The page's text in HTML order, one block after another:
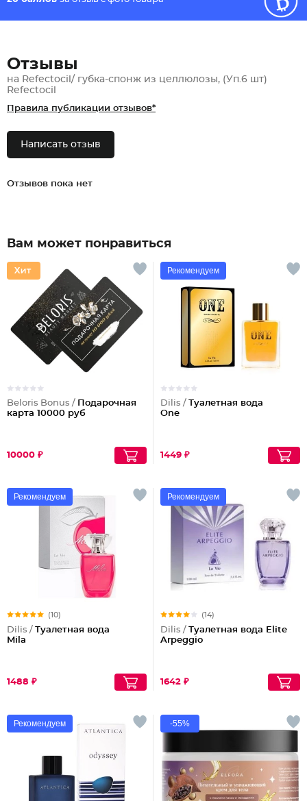
Отзывы
на Refectocil/ губка-спонж из целлюлозы, (Уп.6 шт)
Refectocil
Правила публикации отзывов*
Написать отзыв
Отзывов пока нет
Вам может понравиться
Beloris Bonus / Подарочная
карта 10000 руб
10000 ₽
Рекомендуем
Dilis / Туалетная вода
One
1449 ₽
Рекомендуем
(10)
Dilis / Туалетная вода
Mila
1488 ₽
Рекомендуем
(14)
Dilis / Туалетная вода Elite
Arpeggio
1642 ₽
Рекомендуем -55%